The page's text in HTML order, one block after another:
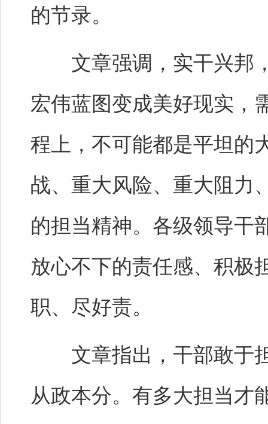
的节录。
文章强调，实干兴邦，
宏伟蓝图变成美好现实，
程上，不可能都是平坦的
战、重大风险、重大阻力
的担当精神。各级领导干
放心不下的责任感、积极
职、尽好责。
文章指出，干部敢于担
从政本分。有多大担当才